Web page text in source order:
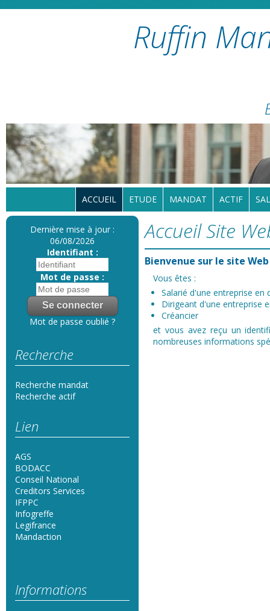
Ruffin
ACCUEIL ETUDE MANDAT ACTIF
Dernière mise à jour :
06/08/2026
Identifiant :
Mot de passe :
Mot de passe oublié ?
Recherche
Recherche mandat
Recherche actif
Lien
AGS
BODACC
Conseil National
Creditors Services
IFPPC
Infogreffe
Legifrance
Mandaction
Informations
Accueil Site
Bienvenue sur le site
Vous êtes :
Salarié d'une entreprise en
Dirigeant d'une entreprise
Créancier
et vous avez reçu un
nombreuses informations